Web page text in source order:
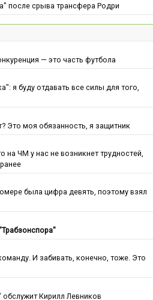
после срыва трансфера Родри
— это часть футбола
я буду отдавать все силы для того,
Это моя обязанность, я защитник
на ЧМ у нас не возникнет трудностей,
была цифра девять, поэтому взял
И забивать, конечно, тоже. Это
Кирилл Левников